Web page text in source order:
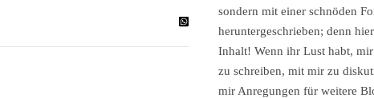
sondern mit einer schnöden
heruntergeschrieben; denn
Inhalt! Wenn ihr Lust habt,
zu schreiben, mit mir zu
mir Anregungen für weitere